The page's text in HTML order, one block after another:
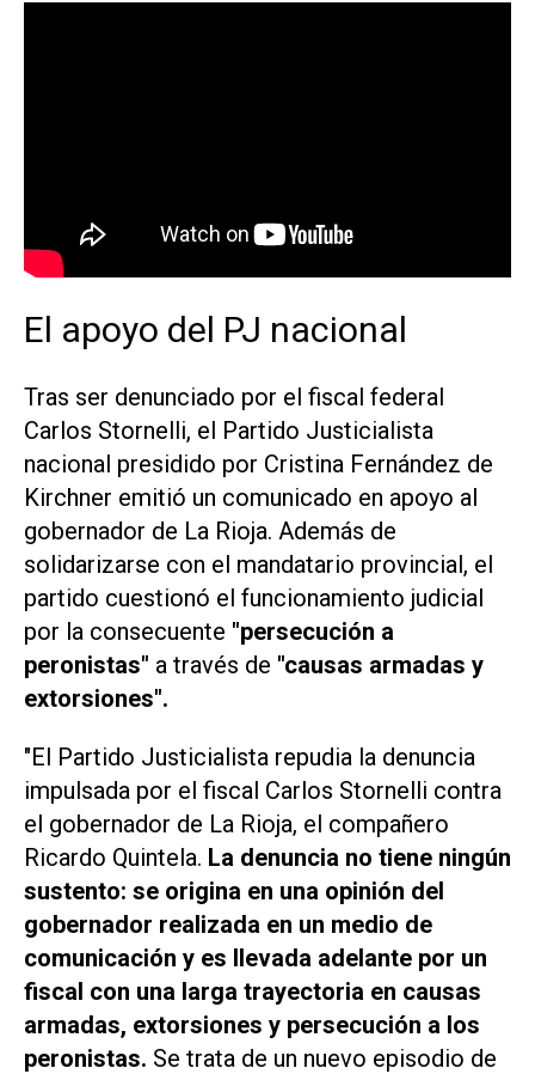
El apoyo del PJ nacional
Tras ser denunciado por el fiscal federal
Carlos Stornelli, el Partido Justicialista
nacional presidido por Cristina Fernández de
Kirchner emitió un comunicado en apoyo al
gobernador de La Rioja. Además de
solidarizarse con el mandatario provincial, el
partido cuestionó el funcionamiento judicial
por la consecuente "persecución a
peronistas" a través de "causas armadas y
extorsiones".
"El Partido Justicialista repudia la denuncia
impulsada por el fiscal Carlos Stornelli contra
el gobernador de La Rioja, el compañero
Ricardo Quintela. La denuncia no tiene ningún
sustento: se origina en una opinión del
gobernador realizada en un medio de
comunicación y es llevada adelante por un
fiscal con una larga trayectoria en causas
armadas, extorsiones y persecución a los
peronistas. Se trata de un nuevo episodio de